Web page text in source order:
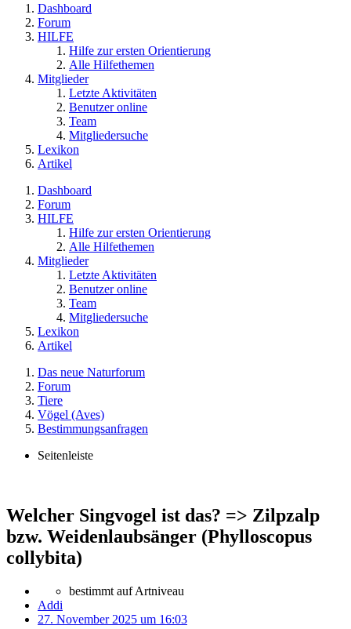
Dashboard
Forum
HILFE
Hilfe zur ersten Orientierung
Alle Hilfethemen
Mitglieder
Letzte Aktivitäten
Benutzer online
Team
Mitgliedersuche
Lexikon
Artikel
Dashboard
Forum
HILFE
Hilfe zur ersten Orientierung
Alle Hilfethemen
Mitglieder
Letzte Aktivitäten
Benutzer online
Team
Mitgliedersuche
Lexikon
Artikel
Das neue Naturforum
Forum
Tiere
Vögel (Aves)
Bestimmungsanfragen
Seitenleiste
Welcher Singvogel ist das? => Zilpzalp
bzw. Weidenlaubsänger (Phylloscopus
collybita)
bestimmt auf Artniveau
Addi
27. November 2025 um 16:03